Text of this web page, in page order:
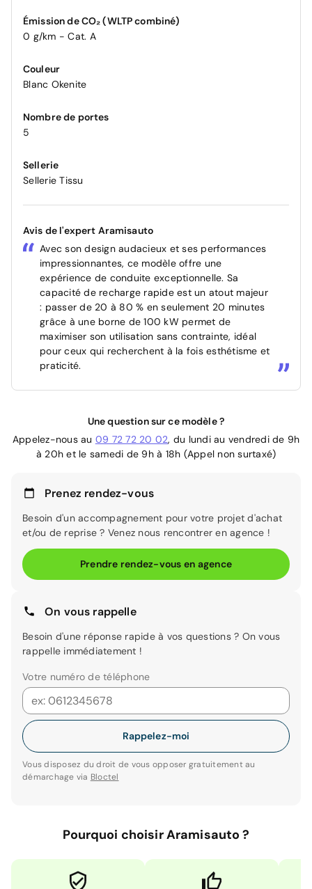
Émission de CO₂ (WLTP combiné)
0 g/km - Cat. A
Couleur
Blanc Okenite
Nombre de portes
5
Sellerie
Sellerie Tissu
Avis de l'expert Aramisauto
Avec son design audacieux et ses performances
impressionnantes, ce modèle offre une
expérience de conduite exceptionnelle. Sa
capacité de recharge rapide est un atout majeur
: passer de 20 à 80 % en seulement 20 minutes
grâce à une borne de 100 kW permet de
maximiser son utilisation sans contrainte, idéal
pour ceux qui recherchent à la fois esthétisme et
praticité.
Une question sur ce modèle ?
Appelez-nous au 09 72 72 20 02, du lundi au vendredi de 9h
à 20h et le samedi de 9h à 18h (Appel non surtaxé)
Prenez rendez-vous
Besoin d'un accompagnement pour votre projet d'achat
et/ou de reprise ? Venez nous rencontrer en agence !
Prendre rendez-vous en agence
On vous rappelle
Besoin d'une réponse rapide à vos questions ? On vous
rappelle immédiatement !
Votre numéro de téléphone
Rappelez-moi
Vous disposez du droit de vous opposer gratuitement au
démarchage via Bloctel
Pourquoi choisir Aramisauto ?